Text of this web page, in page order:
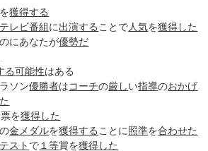
を獲得する
テレビ番組に出演する ことで人気を獲得した
のにあなたが優勢だ
る可能性はある
ソン優勝者はコーチの厳しい指導のおかげ
を獲得した
の金メダルを獲得する ことに照準を合わせた
スト で １等賞を獲得した